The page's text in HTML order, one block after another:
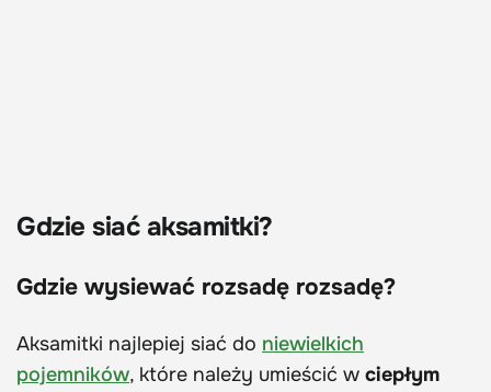
Gdzie siać aksamitki?
Gdzie wysiewać rozsadę rozsadę?
Aksamitki najlepiej siać do niewielkich
pojemników, które należy umieścić w ciepłym